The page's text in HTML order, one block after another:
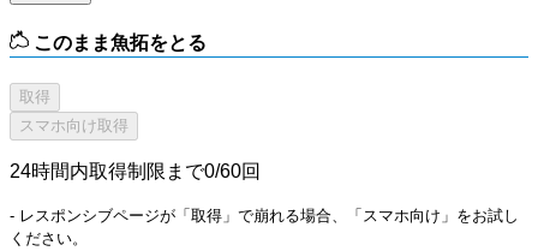
このまま魚拓をとる
24時間内取得制限まで0/60回
- レスポンシブページが「取得」で崩れる場合、「スマホ向け」をお試し
ください。